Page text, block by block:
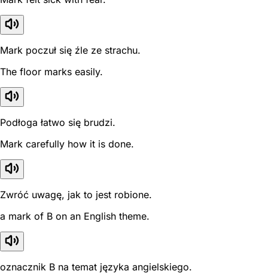
Mark poczuł się źle ze strachu.
The floor marks easily.
Podłoga łatwo się brudzi.
Mark carefully how it is done.
Zwróć uwagę, jak to jest robione.
a mark of B on an English theme.
oznacznik B na temat języka angielskiego.